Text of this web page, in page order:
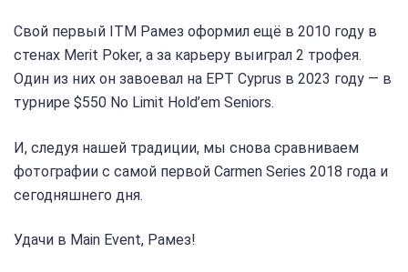
Свой первый ITM Рамез оформил ещё в 2010 году в
стенах Merit Poker, а за карьеру выиграл 2 трофея.
Один из них он завоевал на EPT Cyprus в 2023 году — в
турнире $550 No Limit Hold’em Seniors.
И, следуя нашей традиции, мы снова сравниваем
фотографии с самой первой Carmen Series 2018 года и
сегодняшнего дня.
Удачи в Main Event, Рамез!